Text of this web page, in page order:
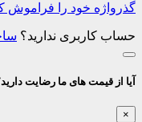
گذرواژه خود را فراموش
حساب کاربری ندارید؟
آیا از قیمت های ما رضایت
×